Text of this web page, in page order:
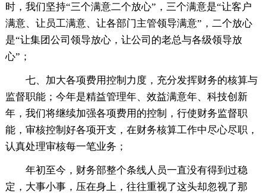
时，我们坚持“三个满意二个放心”，三个满意是“让客户
满意、让员工满意、让各部门主管领导满意”，二个放心
是“让集团公司领导放心，让公司的老总与各级领导放
心”；
七、加大各项费用控制力度，充分发挥财务的核算与
监督职能；今年是精益管理年、效益满意年、科技创新
年，我们将继续加强各项费用的控制，行使财务监督职
能，审核控制好各项开支，在财务核算工作中尽心尽职，
认真处理审核每一笔业务；
年初至今，财务部整个条线人员一直没有得到过稳
定，大事小事，压在身上，往往重视了这头却忽视了那